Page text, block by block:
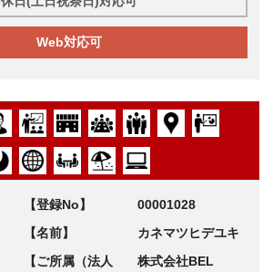
Web対応可
【登録No】
00001028
【名前】
カネマツヒデユキ
【ご所属（法人
株式会社BEL